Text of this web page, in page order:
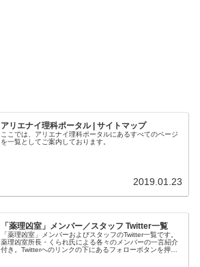
アリエナイ理科ポータル | サイトマップ
ここでは、アリエナイ理科ポータルにあるすべてのページ
を一覧としてご案内しております。
2019.01.23
「薬理凶室」メンバー／スタッフ Twitter一覧
「薬理凶室」メンバーおよびスタッフのTwitter一覧です。
薬理凶室所長・くられ氏による各々のメンバーの一言紹介
付き。Twitterへのリンクの下にあるフォローボタンを押す